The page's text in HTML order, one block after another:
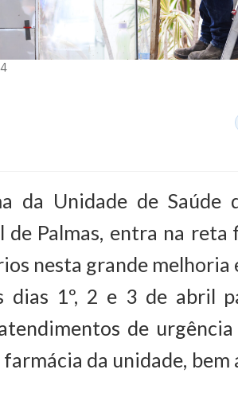
da Unidade de Saúde
de Palmas, entra na
nesta grande
dias 1º, 2 e 3 de abril
de
da unidade, bem